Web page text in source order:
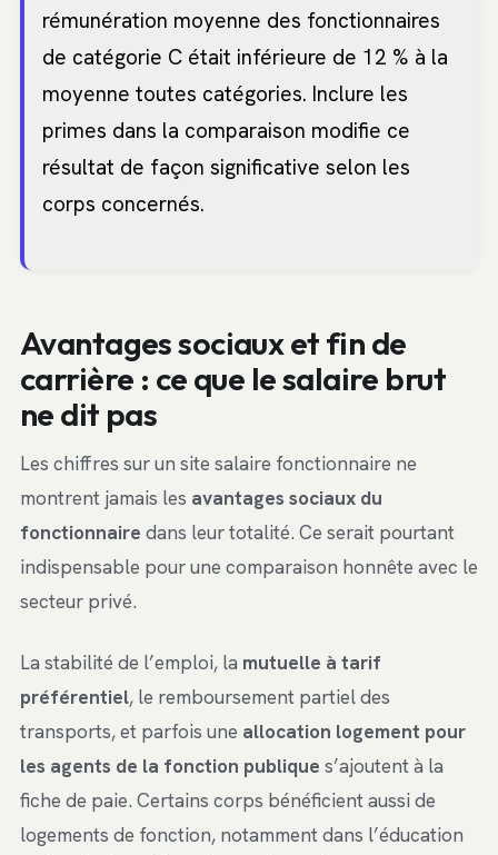
rémunération moyenne des fonctionnaires
de catégorie C était inférieure de 12 % à la
moyenne toutes catégories. Inclure les
primes dans la comparaison modifie ce
résultat de façon significative selon les
corps concernés.
Avantages sociaux et fin de
carrière : ce que le salaire brut
ne dit pas
Les chiffres sur un site salaire fonctionnaire ne
montrent jamais les avantages sociaux du
fonctionnaire dans leur totalité. Ce serait pourtant
indispensable pour une comparaison honnête avec le
secteur privé.
La stabilité de l’emploi, la mutuelle à tarif
préférentiel, le remboursement partiel des
transports, et parfois une allocation logement pour
les agents de la fonction publique s’ajoutent à la
fiche de paie. Certains corps bénéficient aussi de
logements de fonction, notamment dans l’éducation